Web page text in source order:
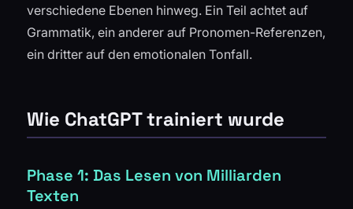
verschiedene Ebenen hinweg. Ein Teil achtet auf
Grammatik, ein anderer auf Pronomen-Referenzen,
ein dritter auf den emotionalen Tonfall.
Wie ChatGPT trainiert wurde
Phase 1: Das Lesen von Milliarden
Texten